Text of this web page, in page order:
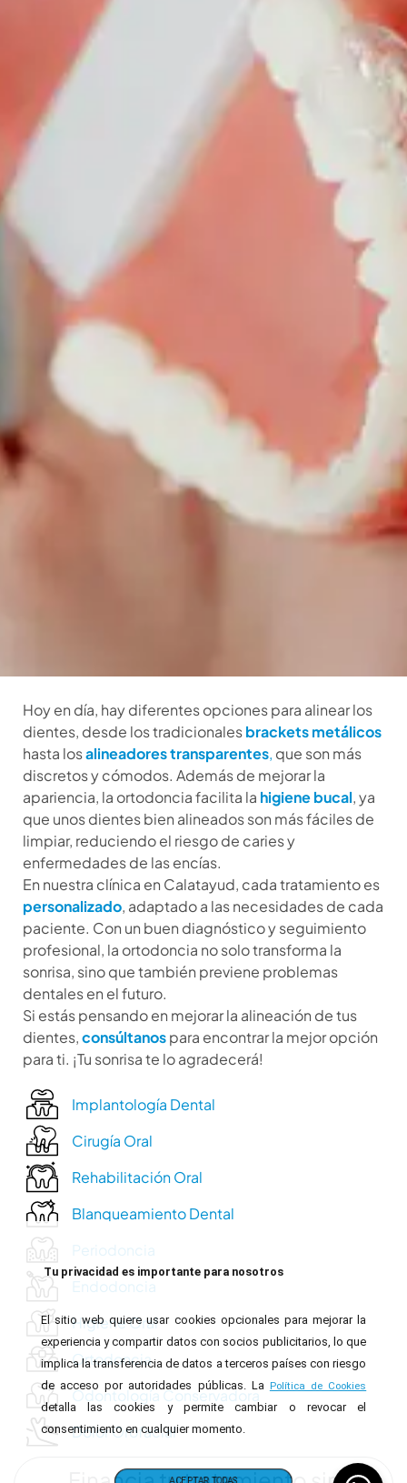
Hoy en día, hay diferentes opciones para alinear los
dientes, desde los tradicionalesbrackets metálicos
hasta losalineadores transparentes, que son más
discretos y cómodos. Además de mejorar la
apariencia, la ortodoncia facilita la higiene bucal, ya
que unos dientes bien alineados son más fáciles de
limpiar, reduciendo el riesgo de caries y
enfermedades de las encías.
En nuestra clínica en Calatayud, cada tratamiento es
personalizado, adaptado a las necesidades de cada
paciente. Con un buen diagnóstico y seguimiento
profesional, la ortodoncia no solo transforma la
sonrisa, sino que también previene problemas
dentales en el futuro.
Si estás pensando en mejorar la alineación de tus
dientes,consúltanospara encontrar la mejor opción
para ti. ¡Tu sonrisa te lo agradecerá!
Implantología Dental
Cirugía Oral
Rehabilitación Oral
Blanqueamiento Dental
Periodoncia
Endodoncia
Higiene Oral
Ortodoncia
Odontología Conservadora
Dolor Orofacial
Tu privacidad es importante para nosotros
El sitio web quiere usar cookies opcionales para mejorar la
experiencia y compartir datos con socios publicitarios, lo que
implica la transferencia de datos a terceros países con riesgo
de acceso por autoridades públicas. La Política de Cookies
detalla las cookies y permite cambiar o revocar el
consentimiento en cualquier momento.
ACEPTAR TODAS